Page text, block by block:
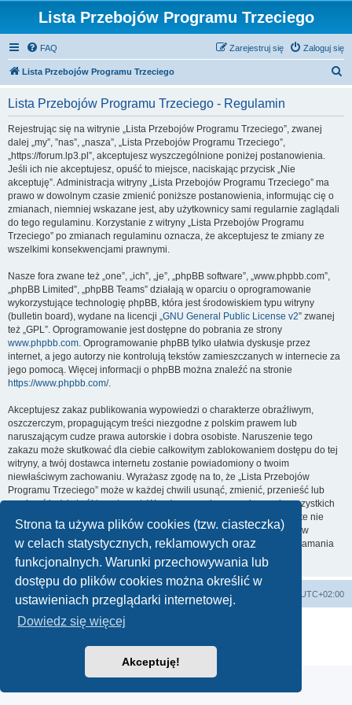
Strona ta używa plików cookies (tzw. ciasteczka)
w celach statystycznych, reklamowych oraz
funkcjonalnych. Warunki przechowywania lub
dostępu do plików cookies można określić w
ustawieniach przeglądarki internetowej.
Dowiedz się więcej
Akceptuję!
Lista Przebojów Programu Trzeciego
FAQ Zaloguj się
Zarejestruj się
Lista Przebojów Programu Trzeciego
Lista Przebojów Programu Trzeciego - Regulamin
Rejestrując się na witrynie „Lista Przebojów Programu Trzeciego”, zwanej
dalej „my”, ”nas”, „nasza”, „Lista Przebojów Programu Trzeciego”,
„https://forum.lp3.pl”, akceptujesz wyszczególnione poniżej postanowienia.
Jeśli ich nie akceptujesz, opuść to miejsce, naciskając przycisk „Nie
akceptuję”. Administracja witryny „Lista Przebojów Programu Trzeciego” ma
prawo w dowolnym czasie zmienić poniższe postanowienia, informując cię o
zmianach, niemniej wskazane jest, aby użytkownicy sami regularnie zaglądali
do tego regulaminu. Korzystanie z witryny „Lista Przebojów Programu
Trzeciego” po zmianach regulaminu oznacza, że akceptujesz te zmiany ze
wszelkimi konsekwencjami prawnymi.
Nasze fora zwane też „one”, „ich”, „je”, „phpBB software”, „www.phpbb.com”,
„phpBB Limited”, „phpBB Teams” działają w oparciu o oprogramowanie
wykorzystujące technologię phpBB, która jest środowiskiem typu witryny
(bulletin board), wydane na licencji „GNU General Public License v2” zwanej
też „GPL”. Oprogramowanie jest dostępne do pobrania ze strony
www.phpbb.com. Oprogramowanie phpBB tylko ułatwia dyskusje przez
internet, a jego autorzy nie kontrolują tekstów zamieszczanych w internecie za
jego pomocą. Więcej informacji o phpBB można znaleźć na stronie
https://www.phpbb.com/.
Akceptujesz zakaz publikowania wypowiedzi o charakterze obraźliwym,
oszczerczym, propagującym treści niezgodne z polskim prawem lub
naruszającym cudze prawa autorskie i dobra osobiste. Naruszenie tego
zakazu może skutkować dla ciebie całkowitym zablokowaniem dostępu do tej
witryny, a twój dostawca internetu zostanie powiadomiony o twoim
niewłaściwym zachowaniu. Wyrażasz zgodę na to, że „Lista Przebojów
Programu Trzeciego” może w każdej chwili usunąć, zmienić, przenieść lub
zamknąć każdy twój temat, post. Wyrażasz zgodę na zapisywanie wszystkich
podanych przez ciebie informacji w naszej bazie danych. Informacje te nie
będą przekazywane nikomu bez twojej zgody, ale ani „Lista Przebojów
Programu Trzeciego”, ani phpBB nie ponosi odpowiedzialności za włamania
do witryny, podczas których może dojść do kradzieży danych.
Lista Przebojów Programu Trzeciego UTC+02:00
Technologię dostarcza
Zasady ochrony danych osobowych